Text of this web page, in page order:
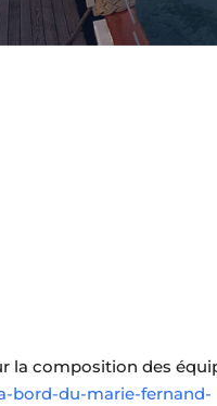
la composition des
bord-du-marie-fernand-